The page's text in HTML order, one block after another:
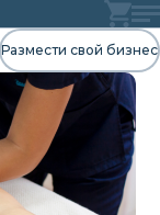
Размести свой бизнес